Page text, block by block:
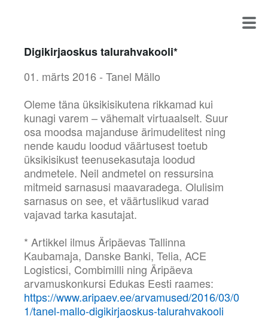
Digikirjaoskus talurahvakooli*
01. märts 2016 - Tanel Mällo
Oleme täna üksikisikutena rikkamad kui
kunagi varem – vähemalt virtuaalselt. Suur
osa moodsa majanduse ärimudelitest ning
nende kaudu loodud väärtusest toetub
üksikisikust teenusekasutaja loodud
andmetele. Neil andmetel on ressursina
mitmeid sarnasusi maavaradega. Olulisim
sarnasus on see, et väärtuslikud varad
vajavad tarka kasutajat.
* Artikkel ilmus Äripäevas Tallinna
Kaubamaja, Danske Banki, Telia, ACE
Logisticsi, Combimilli ning Äripäeva
arvamuskonkursi Edukas Eesti raames:
https://www.aripaev.ee/arvamused/2016/03/0
1/tanel-mallo-digikirjaoskus-talurahvakooli